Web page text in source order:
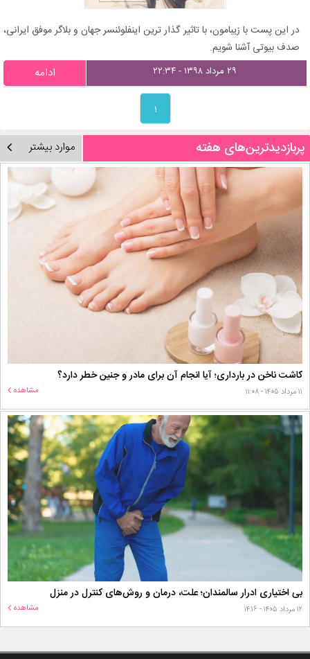
در این پست با زیبامون، با تاثیر گذار ترین اینفلوئنسر جهان و بلاگر موفق ایرانی،
صدف بیوتی آشنا شویم.
۲۹ مرداد ۱۳۹۸ - ۲۲:۳۴ ادامه
۱
پربازدیدترین‌های هفته موارد بیشتر
کاشت ناخن در بارداری؛ آیا انجام آن برای مادر و جنین خطر دارد؟
۱۱ مرداد ۱۴۰۵ - ۱۱:۰۸ مشاهده
بی اختیاری ادرار سالمندان؛ علت، درمان و روش‌های کنترل در منزل
۱۲ مرداد ۱۴۰۵ - ۱۴:۱۶ مشاهده